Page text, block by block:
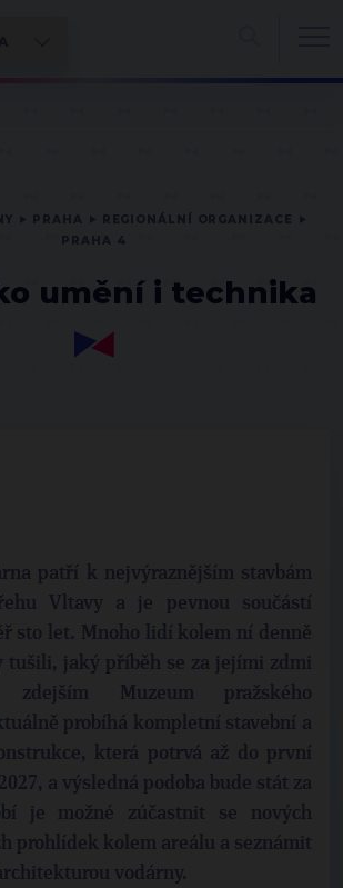
umění i technika
patří k nejvýraznějším stavbám
Vltavy a je pevnou součástí
sto let. Mnoho lidí kolem ní denně
tušili, jaký příběh se za jejími zdmi
Muzeum pražského
probíhá kompletní stavební a
která potrvá až do první
a výsledná podoba bude stát za
je možné zúčastnit se nových
prohlídek kolem areálu a seznámit
vodárny.